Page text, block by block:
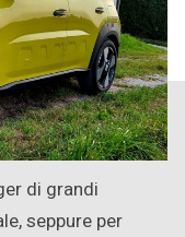
di grandi
seppure per